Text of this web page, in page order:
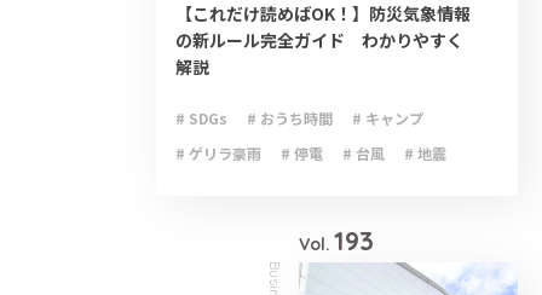
【これだけ読めばOK！】防災気象情報
の新ルール完全ガイド わかりやすく
解説
# SDGs # おうち時間
# キャンプ
# ゲリラ豪雨
# 停電 # 台風
# 地震
Vol. 193